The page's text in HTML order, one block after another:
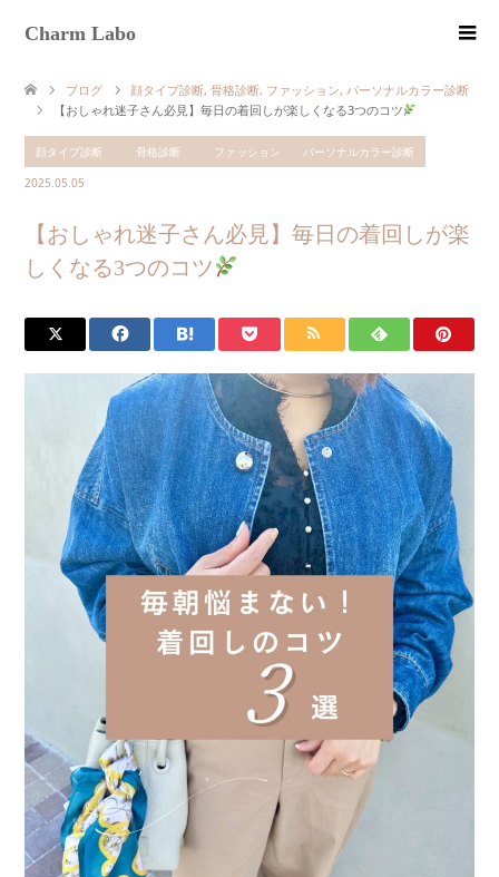
Charm Labo
ブログ 顔タイプ診断, 骨格診断, ファッション, パーソナルカラー診断
【おしゃれ迷子さん必見】毎日の着回しが楽しくなる3つのコツ
顔タイプ診断 骨格診断 ファッション
パーソナルカラー診断
2025.05.05
【おしゃれ迷子さん必見】毎日の着回しが楽
しくなる3つのコツ